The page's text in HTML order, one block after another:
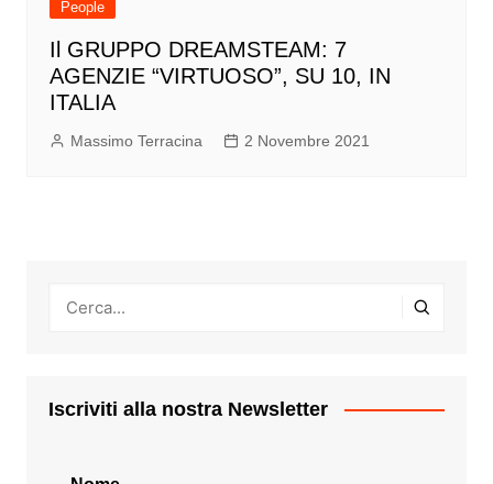
People
Il GRUPPO DREAMSTEAM: 7
AGENZIE “VIRTUOSO”, SU 10, IN
ITALIA
Massimo Terracina 2 Novembre 2021
Iscriviti alla nostra Newsletter